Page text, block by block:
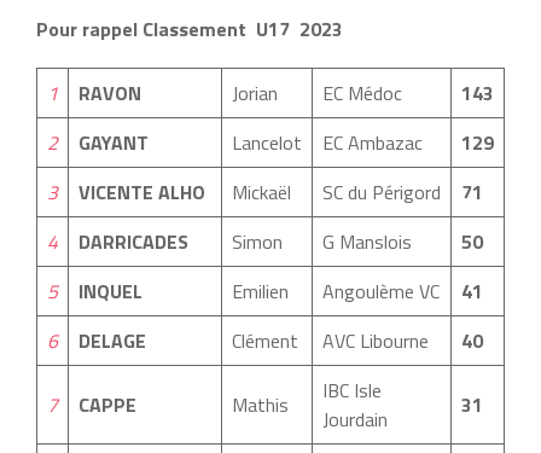
Pour rappel Classement U17 2023
1 RAVON Jorian EC Médoc
143
2
GAYANT Lancelot EC Ambazac
129
3
VICENTE ALHO Mickaël SC du Périgord
71
4
DARRICADES Simon G Manslois
50
5
INQUEL Emilien Angoulème VC
41
6
DELAGE Clément AVC Libourne 40
7 CAPPE Mathis
IBC Isle
Jourdain
31